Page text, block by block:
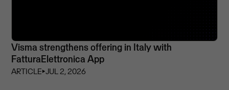
Visma strengthens offering in Italy with
FatturaElettronica App
ARTICLE⏵JUL 2, 2026